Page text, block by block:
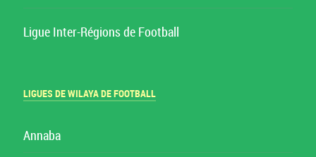
Ligue Inter-Régions de Football
LIGUES DE WILAYA DE FOOTBALL
Annaba